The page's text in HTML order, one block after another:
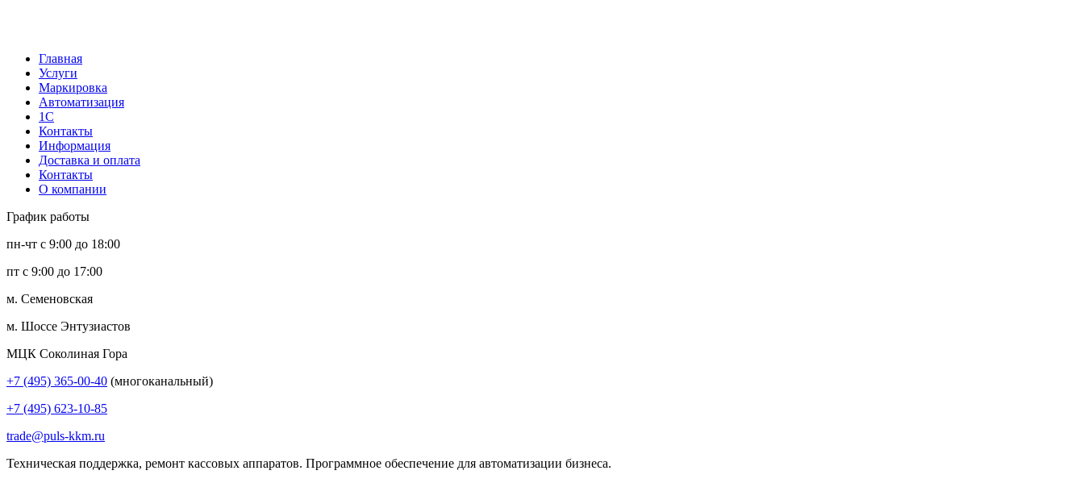
Главная
Услуги
Маркировка
Автоматизация
1С
Контакты
Информация
Доставка и оплата
Контакты
О компании
График работы
пн-чт с 9:00 до 18:00
пт с 9:00 до 17:00
м. Семеновская
м. Шоссе Энтузиастов
МЦК Соколиная Гора
+7 (495) 365-00-40 (многоканальный)
+7 (495) 623-10-85
trade@puls-kkm.ru
Техническая поддержка, ремонт кассовых аппаратов. Программное обеспечение для автоматизации бизнеса.